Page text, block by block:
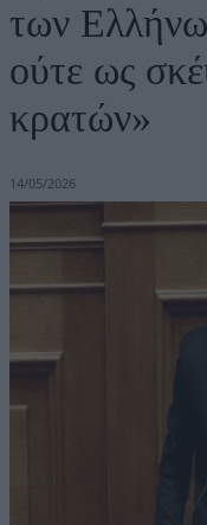
των
ούτε ως
κρατών»
14/05/2026